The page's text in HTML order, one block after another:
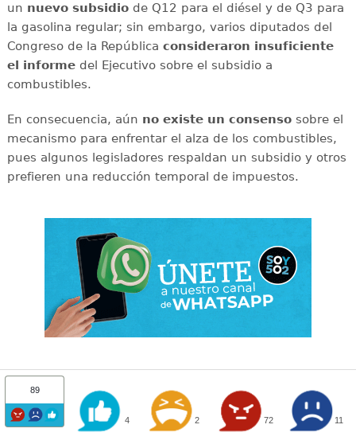
un nuevo subsidiode Q12 para el diésel y de Q3 para
la gasolina regular; sin embargo, varios diputados del
Congreso de la República consideraron insuficiente
el informedel Ejecutivo sobre el subsidio a
combustibles.
En consecuencia, aún no existe un consensosobre el
mecanismo para enfrentar el alza de los combustibles,
pues algunos legisladores respaldan un subsidio y otros
prefieren una reducción temporal de impuestos.
89
4 2 72 11